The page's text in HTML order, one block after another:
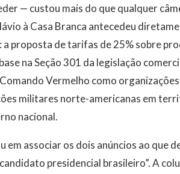
— custou mais do que qualquer
à Casa Branca antecedeu
proposta de tarifas de 25% sobre
na Seção 301 da legislação
Vermelho como
militares norte-americanas em
nacional.
em associar os dois anúncios ao que
presidencial brasileiro”. A